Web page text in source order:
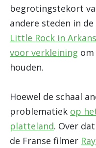
begrotingstekort
andere steden in de
Little Rock in
voor verkleining
houden.
Hoewel de schaal
problematiek op
platteland. Over
de Franse filmer